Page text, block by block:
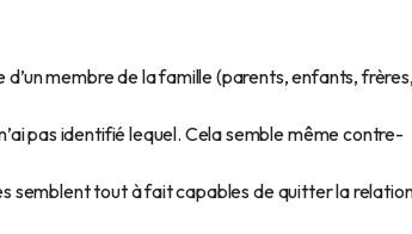
d’un membre de la famille (parents, enfants, frères,
pas identifié lequel. Cela semble même contre-
semblent tout à fait capables de quitter la